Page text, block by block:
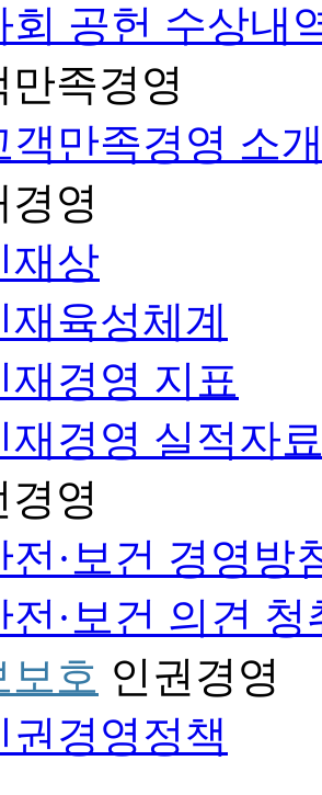
회 공헌 수상내
만족경영
객만족경영 소
경영
재상
재육성체계
재경영 지표
재경영 실적자
경영
전·보건 경영방
전·보건 의견 청
보호 인권경영
권경영정책